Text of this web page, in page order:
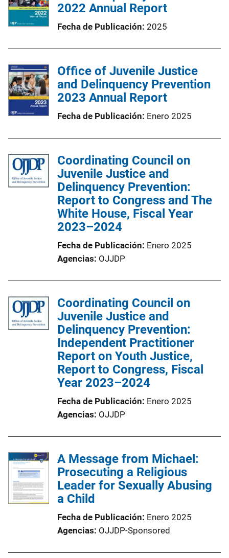
2022 Annual Report
Fecha de Publicación 2025
Office of Juvenile Justice
and Delinquency Prevention
2023 Annual Report
Fecha de Publicación Enero 2025
Coordinating Council on
Juvenile Justice and
Delinquency Prevention:
Report to Congress and The
White House, Fiscal Year
2023–2024
Fecha de Publicación Enero 2025
Agencias OJJDP
Coordinating Council on
Juvenile Justice and
Delinquency Prevention:
Independent Practitioner
Report on Youth Justice,
Report to Congress, Fiscal
Year 2023–2024
Fecha de Publicación Enero 2025
Agencias OJJDP
A Message from Michael:
Prosecuting a Religious
Leader for Sexually Abusing
a Child
Fecha de Publicación Enero 2025
Agencias OJJDP-Sponsored